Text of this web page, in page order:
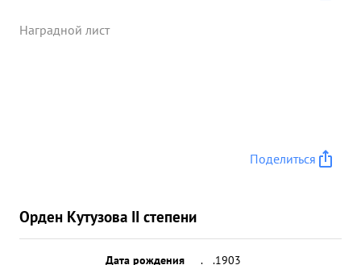
Наградной лист
Поделиться
Орден Кутузова II степени
Дата рождения __.__.1903